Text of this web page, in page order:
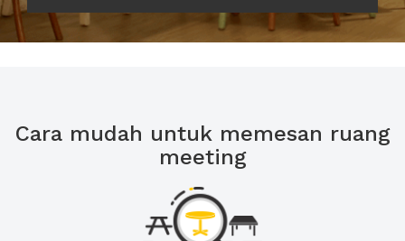
Cara mudah untuk memesan ruang
meeting